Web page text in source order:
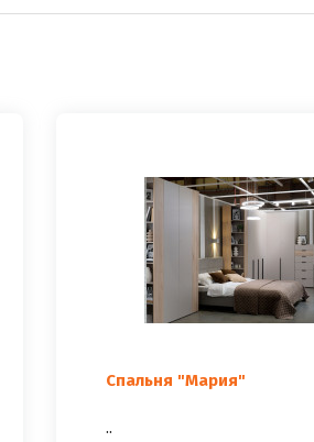
Спальня "Мария"
..